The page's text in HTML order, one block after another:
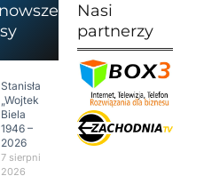
Stanisław
„Wojtek”
Biela
1946 –
2026
7 sierpnia
2026
Nasi
partnerzy